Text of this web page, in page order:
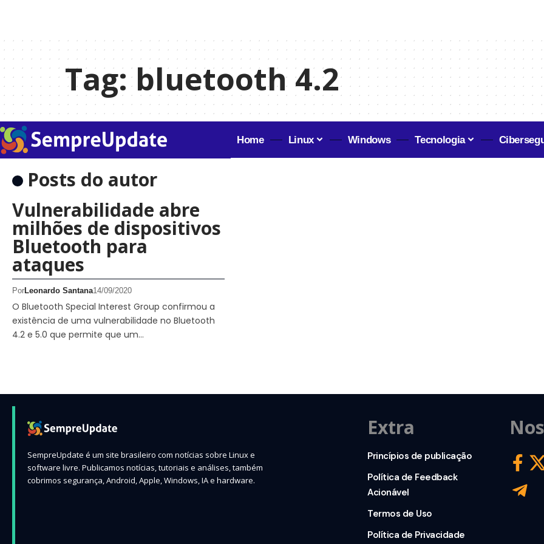
Tag:bluetooth 4.2
Home Linux Windows Tecnologia
Posts do autor
Vulnerabilidade abre
milhões de dispositivos
Bluetooth para
ataques
PorLeonardo Santana14/09/2020
O Bluetooth Special Interest Group confirmou a
existência de uma vulnerabilidade no Bluetooth
4.2 e 5.0 que permite que um…
SempreUpdate é um site brasileiro com notícias sobre Linux e
software livre. Publicamos notícias, tutoriais e análises, também
cobrimos segurança, Android, Apple, Windows, IA e hardware.
Extra
Princípios de publicação
Política de Feedback
Acionável
Termos de Uso
Política de Privacidade